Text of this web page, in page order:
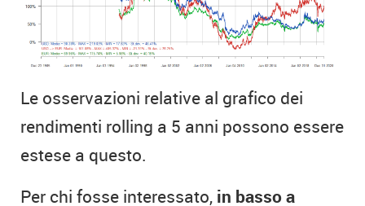
Le osservazioni relative al grafico dei
rendimenti rolling a 5 anni possono essere
estese a questo.
Per chi fosse interessato, in basso a